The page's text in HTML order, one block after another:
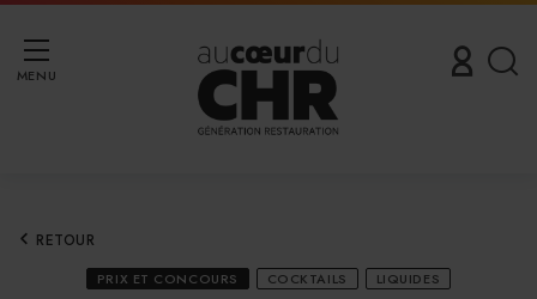
MENU
RETOUR
PRIX ET CONCOURS COCKTAILS LIQUIDES